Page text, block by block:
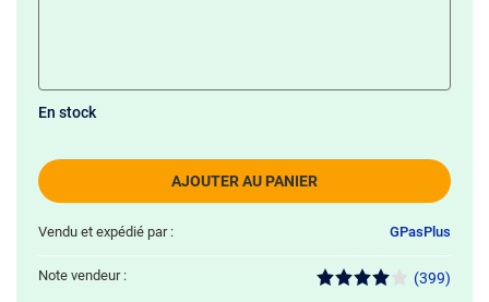
AJOUTER AU PANIER
En stock
Vendu et expédié par : GPasPlus
Note vendeur : (399)